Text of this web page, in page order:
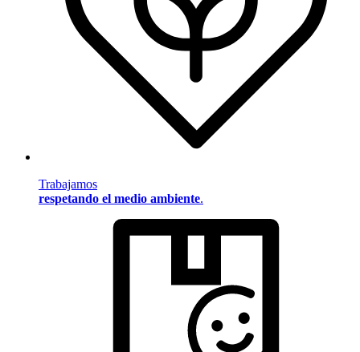
Trabajamos
respetando el medio ambiente.